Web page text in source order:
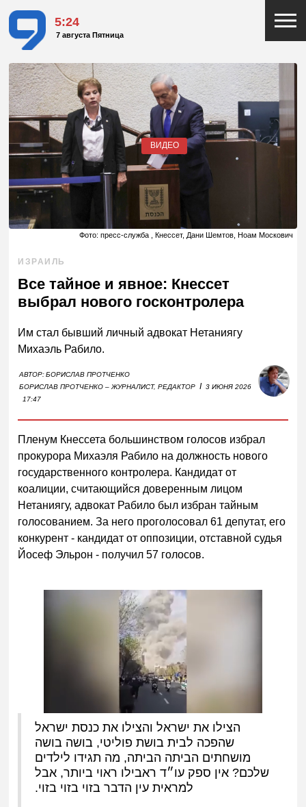
5:24
7 августа Пятница
ВИДЕО
Фото: пресс-служба , Кнессет, Дани Шемтов, Ноам Москович
ИЗРАИЛЬ
Все тайное и явное: Кнессет
выбрал нового госконтролера
Им стал бывший личный адвокат Нетаниягу
Михаэль Рабило.
АВТОР:БОРИСЛАВ ПРОТЧЕНКО
БОРИСЛАВ ПРОТЧЕНКО – ЖУРНАЛИСТ, РЕДАКТОР I 3 ИЮНЯ 2026
17:47
Пленум Кнессета большинством голосов избрал
прокурора Михаэля Рабило на должность нового
государственного контролера. Кандидат от
коалиции, считающийся доверенным лицом
Нетаниягу, адвокат Рабило был избран тайным
голосованием. За него проголосовал 61 депутат, его
конкурент - кандидат от оппозиции, отставной судья
Йосеф Эльрон - получил 57 голосов.
הצילו את ישראל והצילו את כנסת ישראל
שהפכה לבית בושת פוליטי, בושה בושה
מושחתים הביתה הביתה, מה תגידו לילדים
שלכם? אין ספק עו״ד ראבילו ראוי ביותר, אבל
למראית עין הדבר בזוי בזוי בזוי.